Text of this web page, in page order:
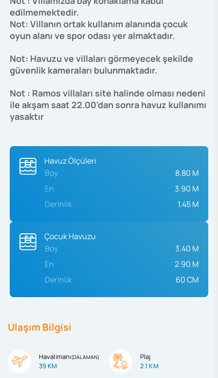
edilmemektedir.
Not: Villanın ortak kullanım alanında çocuk
oyun alanı ve spor odası yer almaktadır.
Not: Havuzu ve villaları görmeyecek şekilde
güvenlik kameraları bulunmaktadır.
Not : Ramos villaları site halinde olması nedeni
ile akşam saat 22.00'dan sonra havuz kullanımı
yasaktır
Havuz Ölçüleri
Boy
8.80 M
En
3.90 M
Derinlik
1.45 M
Çocuk Havuzu
Boy
3.40 M
En
2.90 M
Derinlik
60 CM
Ulaşım Bilgisi
Havalimanı(DALAMAN)
39 KM
Plaj
2.1 KM